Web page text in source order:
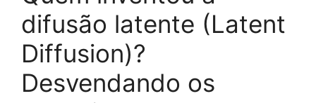
difusão latente (Latent
Diffusion)?
Desvendando os